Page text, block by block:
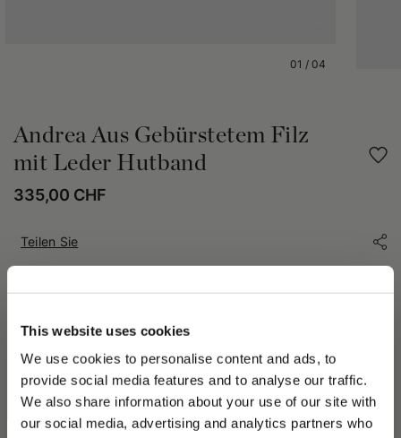
This website uses cookies
We use cookies to personalise content and ads, to
provide social media features and to analyse our traffic.
We also share information about your use of our site with
our social media, advertising and analytics partners who
01 / 04
Andrea Aus Gebürstetem Filz
mit Leder Hutband
335,00 CHF
Teilen Sie
PRODUKTDETAILS
Der Andrea-Hut wird aus hochwertigem rasiertem Filz
Oberfläche bekannt ist. Dieser Hut ist ungefüttert und bietet
ein Gefühl von Leichtigkeit und Komfort. Die breite Krempe
misst etwa 9 cm. Das Design wird durch eine Leder-Borte und
ein galvanisiertes Metall-Logo veredelt, eine spezielle Technik,